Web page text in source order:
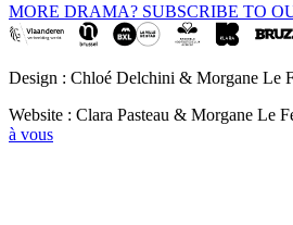
MORE DRAMA? SUBSCRIBE TO
Design : Chloé Delchini & Morgane Le
Website : Clara Pasteau & Morgane Le
à vous